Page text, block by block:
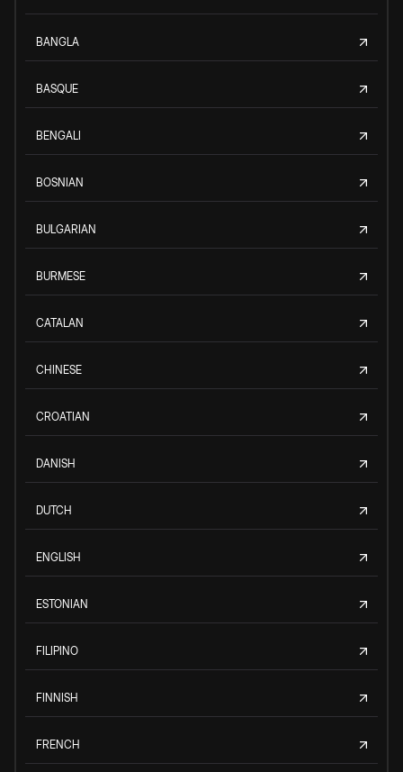
BANGLA
BASQUE
BENGALI
BOSNIAN
BULGARIAN
BURMESE
CATALAN
CHINESE
CROATIAN
DANISH
DUTCH
ENGLISH
ESTONIAN
FILIPINO
FINNISH
FRENCH